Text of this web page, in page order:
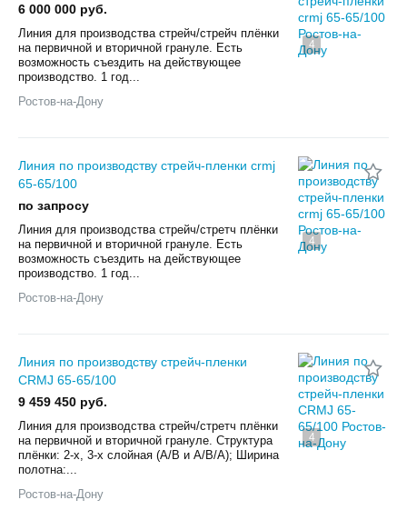
4
6 000 000 руб.
Линия для производства стрейч/стрейч плёнки
на первичной и вторичной грануле. Есть
возможность съездить на действующее
производство. 1 год...
Ростов-на-Дону
4
Линия по производству стрейч-пленки crmj
65-65/100
по запросу
Линия для производства стрейч/стретч плёнки
на первичной и вторичной грануле. Есть
возможность съездить на действующее
производство. 1 год...
Ростов-на-Дону
4
Линия по производству стрейч-пленки
CRMJ 65-65/100
9 459 450 руб.
Линия для производства стрейч/стретч плёнки
на первичной и вторичной грануле. Структура
плёнки: 2-х, 3-х слойная (A/B и A/B/A); Ширина
полотна:...
Ростов-на-Дону